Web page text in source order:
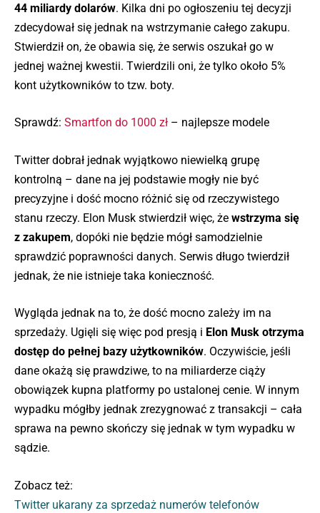
44 miliardy dolarów. Kilka dni po ogłoszeniu tej decyzji
zdecydował się jednak na wstrzymanie całego zakupu.
Stwierdził on, że obawia się, że serwis oszukał go w
jednej ważnej kwestii. Twierdzili oni, że tylko około 5%
kont użytkowników to tzw. boty.
Sprawdź: Smartfon do 1000 zł – najlepsze modele
Twitter dobrał jednak wyjątkowo niewielką grupę
kontrolną – dane na jej podstawie mogły nie być
precyzyjne i dość mocno różnić się od rzeczywistego
stanu rzeczy. Elon Musk stwierdził więc, że wstrzyma się
z zakupem, dopóki nie będzie mógł samodzielnie
sprawdzić poprawności danych. Serwis długo twierdził
jednak, że nie istnieje taka konieczność.
Wygląda jednak na to, że dość mocno zależy im na
sprzedaży. Ugięli się więc pod presją i Elon Musk otrzyma
dostęp do pełnej bazy użytkowników. Oczywiście, jeśli
dane okażą się prawdziwe, to na miliarderze ciąży
obowiązek kupna platformy po ustalonej cenie. W innym
wypadku mógłby jednak zrezygnować z transakcji – cała
sprawa na pewno skończy się jednak w tym wypadku w
sądzie.
Zobacz też:
Twitter ukarany za sprzedaż numerów telefonów